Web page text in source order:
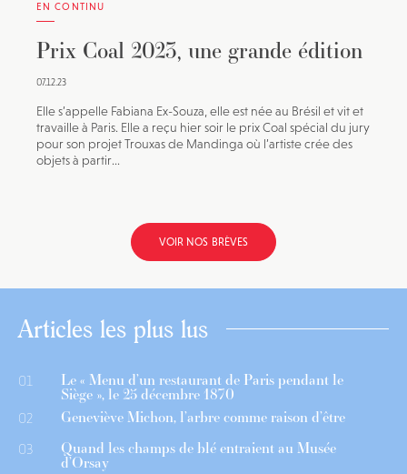
EN CONTINU
Prix Coal 2023, une grande édition
07.12.23
Elle s’appelle Fabiana Ex-Souza, elle est née au Brésil et vit et
travaille à Paris. Elle a reçu hier soir le prix Coal spécial du jury
pour son projet Trouxas de Mandinga où l’artiste crée des
objets à partir...
VOIR NOS BRÈVES
Articles les plus lus
01 Le « Menu d’un restaurant de Paris pendant le
Siège », le 25 décembre 1870
02 Geneviève Michon, l’arbre comme raison d’être
03 Quand les champs de blé entraient au Musée
d’Orsay